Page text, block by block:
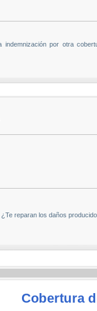
por otra
reparan los daños
Cobertura